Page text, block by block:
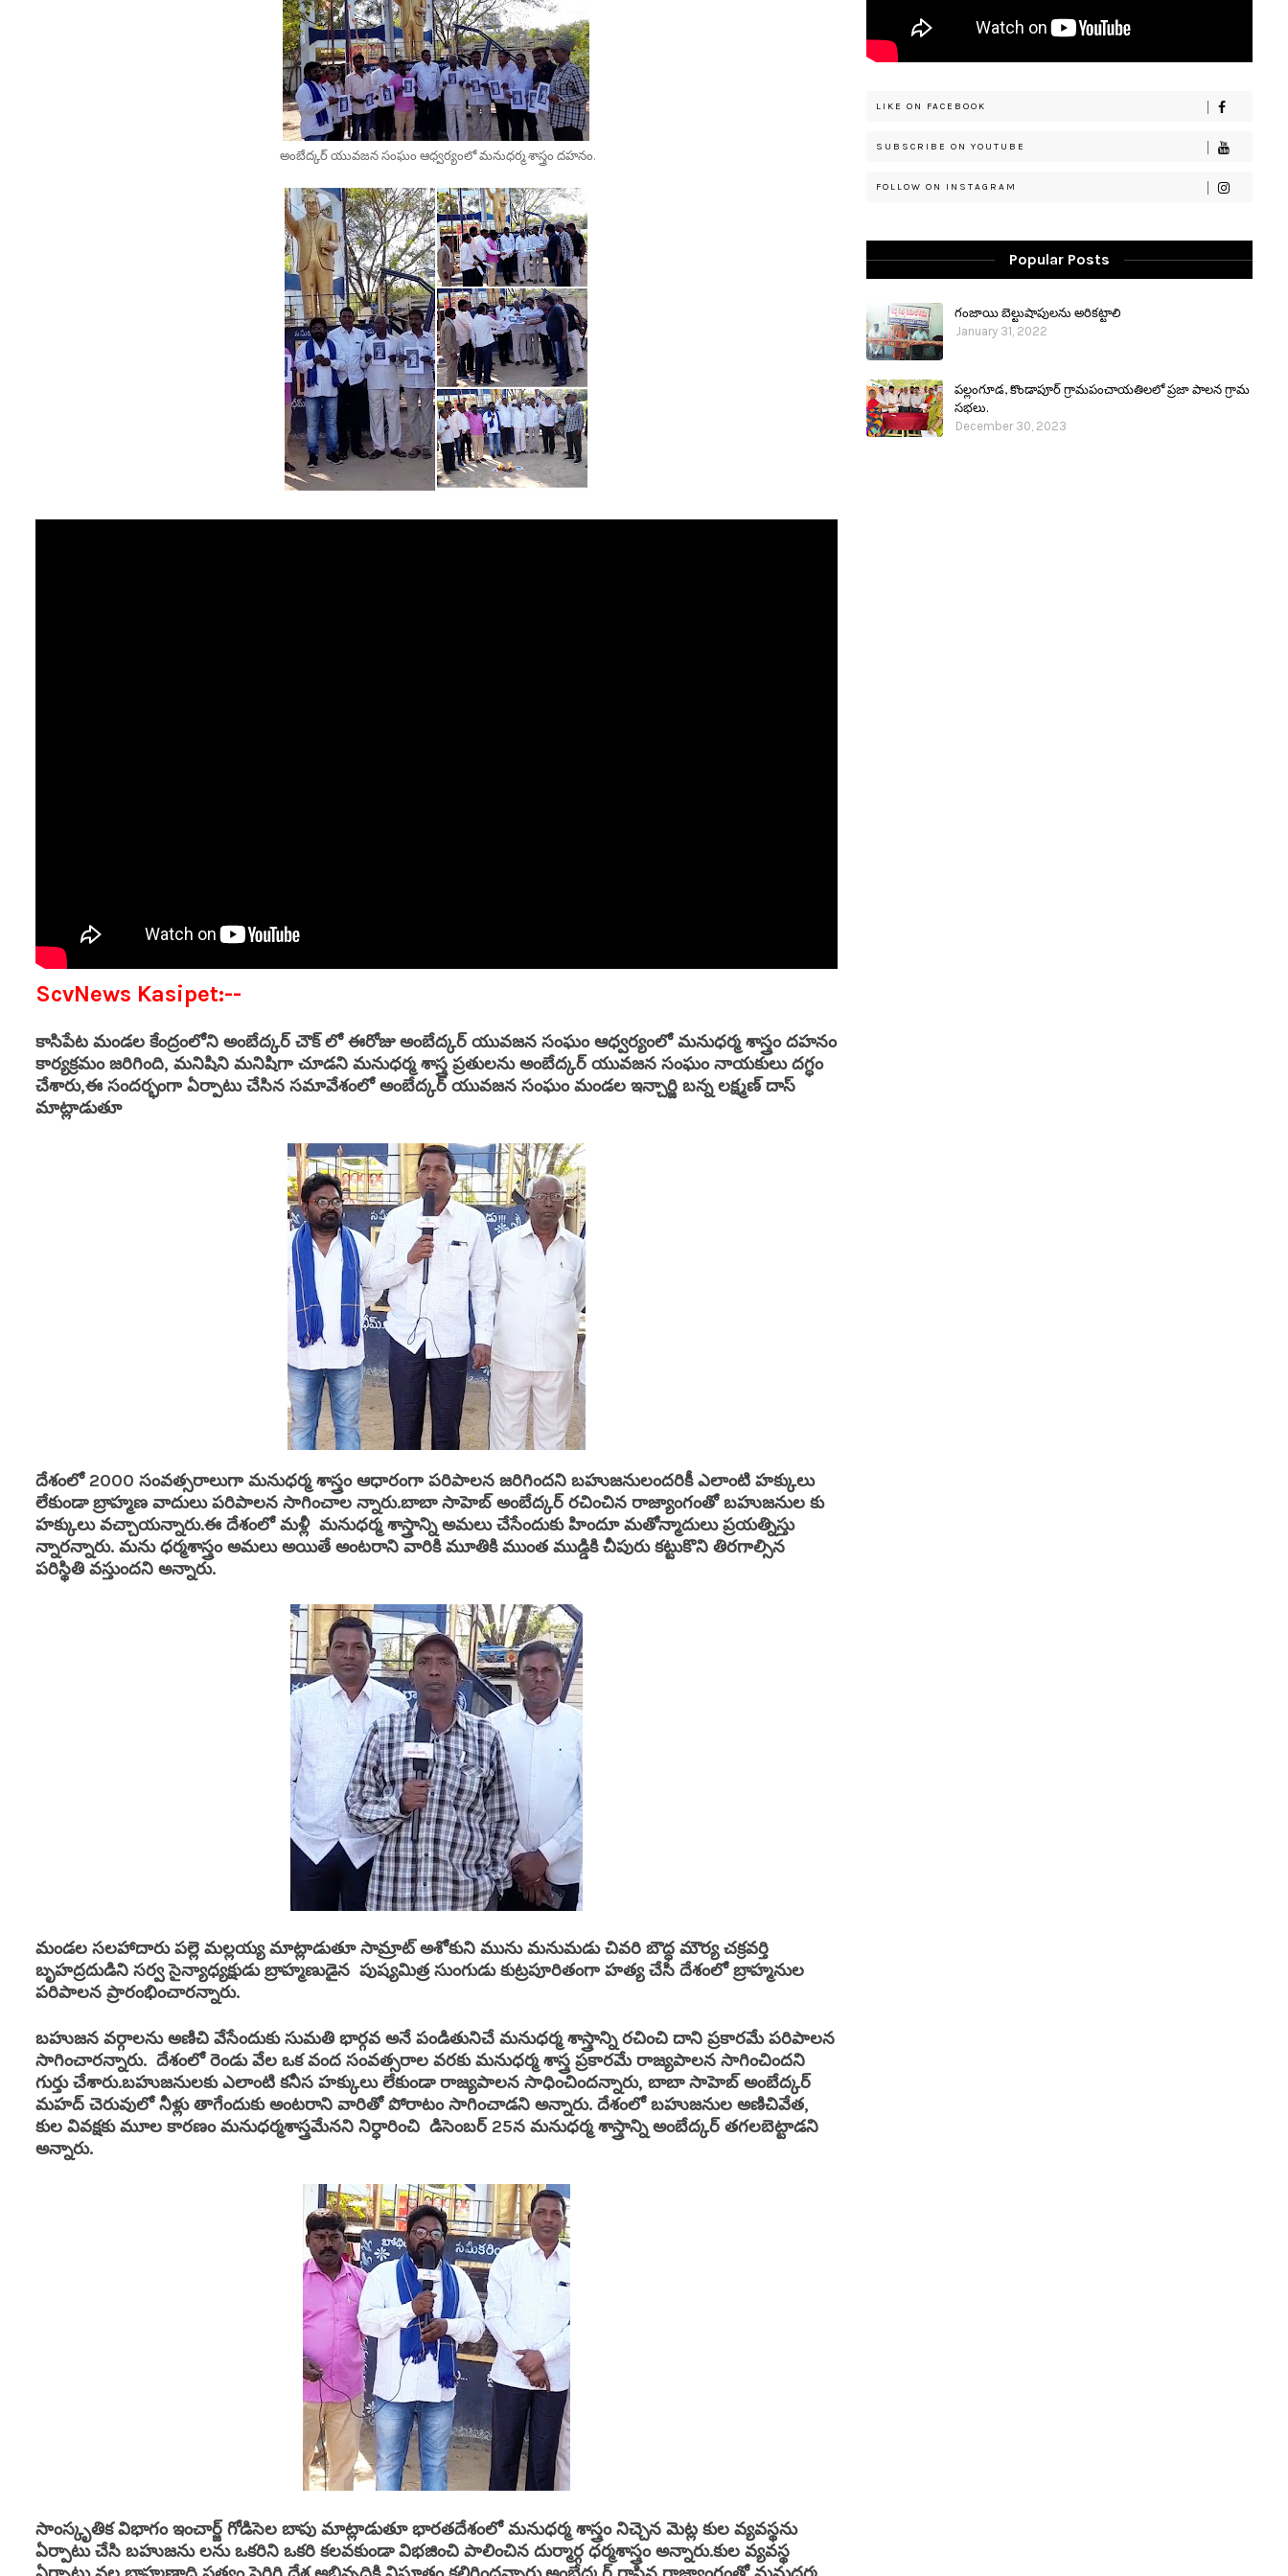
అంబేద్కర్ యువజన సంఘం ఆధ్వర్యంలో మనుధర్మ శాస్త్రం దహనం.
ScvNews Kasipet:--
కాసిపేట మండల కేంద్రంలోని అంబేద్కర్ చౌక్ లో ఈరోజు అంబేద్కర్ యువజన సంఘం ఆధ్వర్యంలో మనుధర్మ శాస్త్రం దహనం
కార్యక్రమం జరిగింది, మనిషిని మనిషిగా చూడని మనుధర్మ శాస్త్ర ప్రతులను అంబేద్కర్ యువజన సంఘం నాయకులు దగ్ధం
చేశారు,ఈ సందర్భంగా ఏర్పాటు చేసిన సమావేశంలో అంబేద్కర్ యువజన సంఘం మండల ఇన్చార్జి బన్న లక్ష్మణ్ దాస్
మాట్లాడుతూ
దేశంలో 2000 సంవత్సరాలుగా మనుధర్మ శాస్త్రం ఆధారంగా పరిపాలన జరిగిందని బహుజనులందరికీ ఎలాంటి హక్కులు
లేకుండా బ్రాహ్మణ వాదులు పరిపాలన సాగించాల న్నారు.బాబా సాహెబ్ అంబేద్కర్ రచించిన రాజ్యాంగంతో బహుజనుల కు
హక్కులు వచ్చాయన్నారు.ఈ దేశంలో మళ్లీ మనుధర్మ శాస్త్రాన్ని అమలు చేసేందుకు హిందూ మతోన్మాదులు ప్రయత్నిస్తు
న్నారన్నారు. మను ధర్మశాస్త్రం అమలు అయితే అంటరాని వారికి మూతికి ముంత ముడ్డికి చీపురు కట్టుకొని తిరగాల్సిన
పరిస్థితి వస్తుందని అన్నారు.
మండల సలహాదారు పల్లె మల్లయ్య మాట్లాడుతూ సామ్రాట్అశోకుని మును మనుమడు చివరి బౌద్ధ మౌర్య చక్రవర్తి
బృహద్రదుడిని సర్వ సైన్యాధ్యక్షుడు బ్రాహ్మణుడైన పుష్యమిత్ర సుంగుడు కుట్రపూరితంగా హత్య చేసి దేశంలో బ్రాహ్మనుల
పరిపాలన ప్రారంభించారన్నారు.
బహుజన వర్గాలను అణిచి వేసేందుకు సుమతి భార్గవ అనే పండితునిచే మనుధర్మ శాస్త్రాన్ని రచించి దాని ప్రకారమే పరిపాలన
సాగించారన్నారు. దేశంలో రెండు వేల ఒక వంద సంవత్సరాల వరకు మనుధర్మ శాస్త్ర ప్రకారమే రాజ్యపాలన సాగించిందని
గుర్తు చేశారు.బహుజనులకు ఎలాంటి కనీస హక్కులు లేకుండా రాజ్యపాలన సాధించిందన్నారు, బాబా సాహెబ్ అంబేద్కర్
మహద్ చెరువులో నీళ్లు తాగేందుకు అంటరాని వారితో పోరాటం సాగించాడని అన్నారు. దేశంలో బహుజనుల అణిచివేత,
కుల వివక్షకు మూల కారణం మనుధర్మశాస్త్రమేనని నిర్ధారించి డిసెంబర్ 25న మనుధర్మ శాస్త్రాన్ని అంబేద్కర్ తగలబెట్టాడని
అన్నారు.
సాంస్కృతిక విభాగం ఇంచార్జ్ గోడిసెల బాపు మాట్లాడుతూ భారతదేశంలో మనుధర్మ శాస్త్రం నిచ్చెన మెట్ల కుల వ్యవస్థను
ఏర్పాటు చేసి బహుజను లను ఒకరిని ఒకరి కలవకుండా విభజించి పాలించిన దుర్మార్గ ధర్మశాస్త్రం అన్నారు.కుల వ్యవస్థ
LIKE ON FACEBOOK
SUBSCRIBE ON YOUTUBE
FOLLOW ON INSTAGRAM
Popular Posts
గంజాయి బెల్టుషాపులను అరికట్టాలి
January 31, 2022
పల్లంగూడ, కొండాపూర్ గ్రామపంచాయతిలలో ప్రజా పాలన గ్రామ
సభలు.
December 30, 2023